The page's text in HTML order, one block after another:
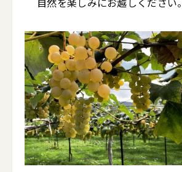
自然を楽しみにお越しください。